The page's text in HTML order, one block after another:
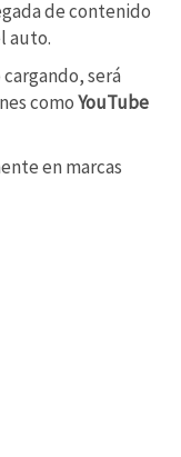
de contenido
auto.
será
comoYouTube
en marcas